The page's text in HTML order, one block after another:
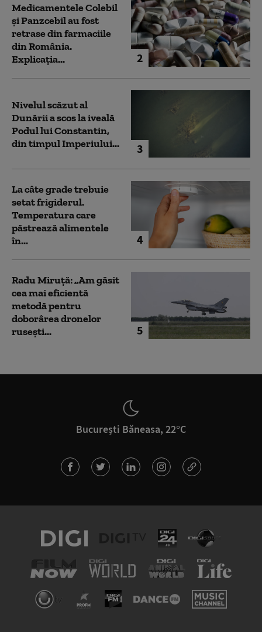
2
Medicamentele Colebil
și Panzcebil au fost
retrase din farmaciile
din România.
Explicația...
3
Nivelul scăzut al
Dunării a scos la iveală
Podul lui Constantin,
din timpul Imperiului...
4
La câte grade trebuie
setat frigiderul.
Temperatura care
păstrează alimentele
în...
5
Radu Miruță: „Am găsit
cea mai eficientă
metodă pentru
doborârea dronelor
rusești...
București Băneasa, 22°C